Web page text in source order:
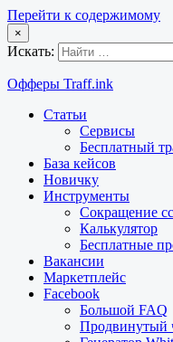
Перейти к содержимому
×
Искать:
Офферы Traff.ink
Статьи
Сервисы
Бесплатный
База кейсов
Новичку
Инструменты
Сокращение
Калькулятор
Бесплатные
Вакансии
Маркетплейс
Facebook
Большой FAQ
Продвинутый